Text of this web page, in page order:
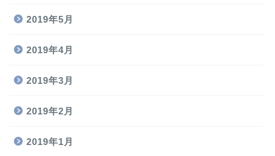
2019年5月
2019年4月
2019年3月
2019年2月
2019年1月